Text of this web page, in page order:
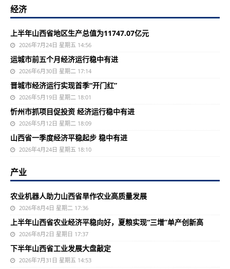
经济
上半年山西省地区生产总值为11747.07亿元
2026年7月24日 星期五 14:56
运城市前五个月经济运行稳中有进
2026年6月30日 星期二 17:14
晋城市经济运行实现首季“开门红”
2026年5月19日 星期二 18:01
忻州市抓项目促投资 经济运行稳中有进
2026年5月12日 星期二 18:09
山西省一季度经济平稳起步 稳中有进
2026年4月24日 星期五 18:10
产业
农业机器人助力山西省旱作农业高质量发展
2026年8月4日 星期二 17:36
上半年山西省农业经济平稳向好，夏粮实现“三增”单产创新高
2026年8月2日 星期日 17:37
下半年山西省工业发展大盘敲定
2026年7月31日 星期五 14:53